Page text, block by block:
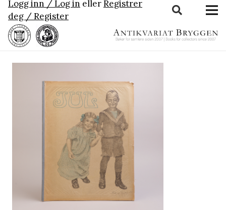
Logg inn / Log in ellerRegistrer
deg / Register